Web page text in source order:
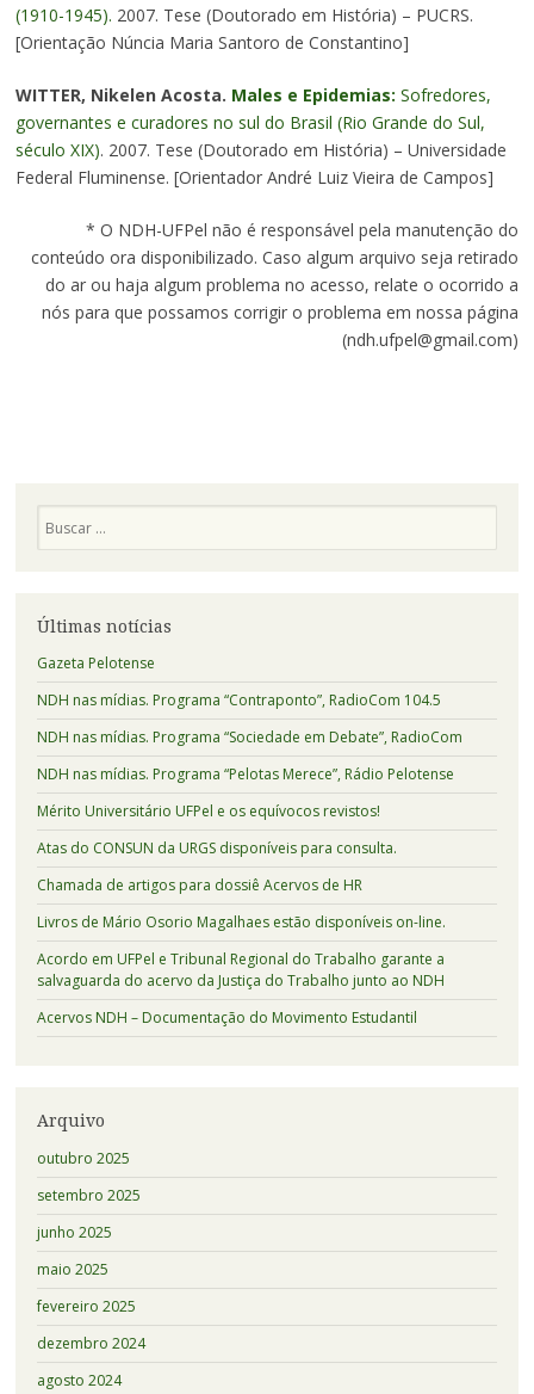
(1910-1945). 2007. Tese (Doutorado em História) – PUCRS.
[Orientação Núncia Maria Santoro de Constantino]
WITTER, Nikelen Acosta. Males e Epidemias: Sofredores,
governantes e curadores no sul do Brasil (Rio Grande do Sul,
século XIX). 2007. Tese (Doutorado em História) – Universidade
Federal Fluminense. [Orientador André Luiz Vieira de Campos]
* O NDH-UFPel não é responsável pela manutenção do
conteúdo ora disponibilizado. Caso algum arquivo seja retirado
do ar ou haja algum problema no acesso, relate o ocorrido a
nós para que possamos corrigir o problema em nossa página
(ndh.ufpel@gmail.com)
Últimas notícias
Gazeta Pelotense
NDH nas mídias. Programa “Contraponto”, RadioCom 104.5
NDH nas mídias. Programa “Sociedade em Debate”, RadioCom
NDH nas mídias. Programa “Pelotas Merece”, Rádio Pelotense
Mérito Universitário UFPel e os equívocos revistos!
Atas do CONSUN da URGS disponíveis para consulta.
Chamada de artigos para dossiê Acervos de HR
Livros de Mário Osorio Magalhaes estão disponíveis on-line.
Acordo em UFPel e Tribunal Regional do Trabalho garante a
salvaguarda do acervo da Justiça do Trabalho junto ao NDH
Acervos NDH – Documentação do Movimento Estudantil
Arquivo
outubro 2025
setembro 2025
junho 2025
maio 2025
fevereiro 2025
dezembro 2024
agosto 2024